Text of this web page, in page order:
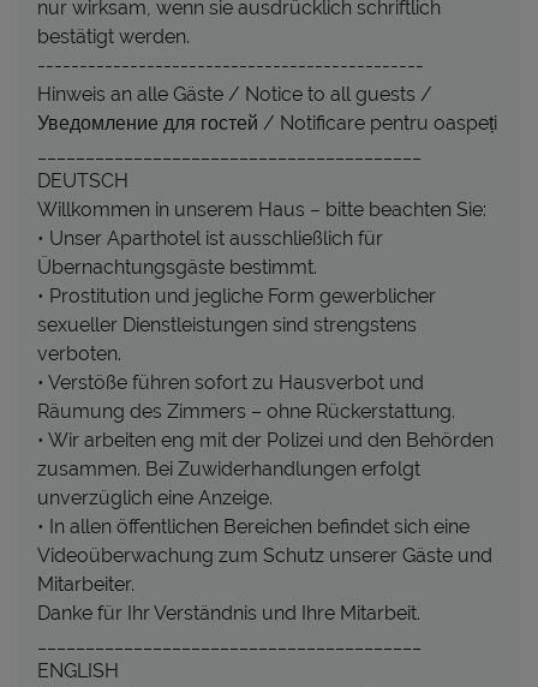
nur wirksam, wenn sie ausdrücklich schriftlich
bestätigt werden.
----------------------------------------------
Hinweis an alle Gäste / Notice to all guests /
Уведомление для гостей / Notificare pentru oaspeți
DEUTSCH
Willkommen in unserem Haus – bitte beachten Sie:
• Unser Aparthotel ist ausschließlich für
Übernachtungsgäste bestimmt.
• Prostitution und jegliche Form gewerblicher
sexueller Dienstleistungen sind strengstens
verboten.
• Verstöße führen sofort zu Hausverbot und
Räumung des Zimmers – ohne Rückerstattung.
• Wir arbeiten eng mit der Polizei und den Behörden
zusammen. Bei Zuwiderhandlungen erfolgt
unverzüglich eine Anzeige.
• In allen öffentlichen Bereichen befindet sich eine
Videoüberwachung zum Schutz unserer Gäste und
Mitarbeiter.
Danke für Ihr Verständnis und Ihre Mitarbeit.
ENGLISH